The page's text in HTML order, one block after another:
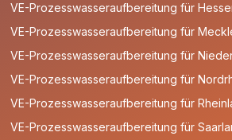
VE-Prozesswasseraufbereitung für
VE-Prozesswasseraufbereitung für
VE-Prozesswasseraufbereitung für
VE-Prozesswasseraufbereitung für
VE-Prozesswasseraufbereitung für
VE-Prozesswasseraufbereitung für